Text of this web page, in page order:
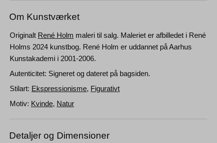
Om Kunstværket
Originalt René Holm maleri til salg. Maleriet er afbilledet i René
Holms 2024 kunstbog. René Holm er uddannet på Aarhus
Kunstakademi i 2001-2006.
Autenticitet: Signeret og dateret på bagsiden.
Stilart: Ekspressionisme, Figurativt
Motiv: Kvinde, Natur
Detaljer og Dimensioner